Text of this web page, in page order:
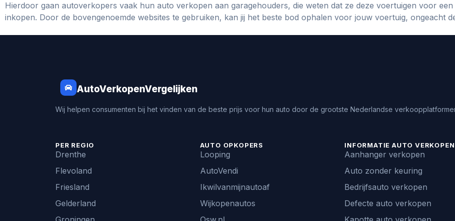
Hierdoor gaan autoverkopers vaak hun auto verkopen aan garagehouders, die weten dat ze deze voertuigen voor
inkopen. Door de bovengenoemde websites te gebruiken, kan jij het beste bod ophalen voor jouw voertuig, ongeacht
AutoVerkopenVergelijken
Wij helpen consumenten bij het vinden van de beste prijs voor hun auto door de grootste Nederlandse
PER REGIO
Drenthe
Flevoland
Friesland
Gelderland
AUTO OPKOPERS
Looping
AutoVendi
Ikwilvanmijnautoaf
Wijkopenautos
INFORMATIE AUTO VERKOPEN
Aanhanger verkopen
Auto zonder keuring
Bedrijfsauto verkopen
Defecte auto verkopen